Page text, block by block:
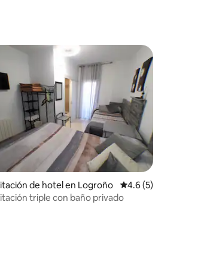
4.88 de 5, 8 reseñas
de hotel en Logroño Calificación
4.6 (5)
triple con baño privado